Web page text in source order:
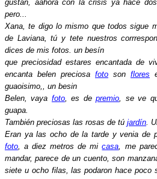
gustan, aahora con la crisis ya hace
pero...
Xana, te digo lo mismo que todos sigue
de Laviana, tú y tete nuestros
dices de mis fotos. un besín
que preciosidad estares encantada de
encanta belen preciosa foto son flores
guaoisimo,, un besin
Belen, vaya foto, es depremio, se ve
guapa.
También preciosas las rosas de tú jardín.
Eran ya las ocho de la tarde y venia de
foto, a diez metros de micasa, me
mandar, parece de un cuento, son
siete u ocho filas, las podaron hace